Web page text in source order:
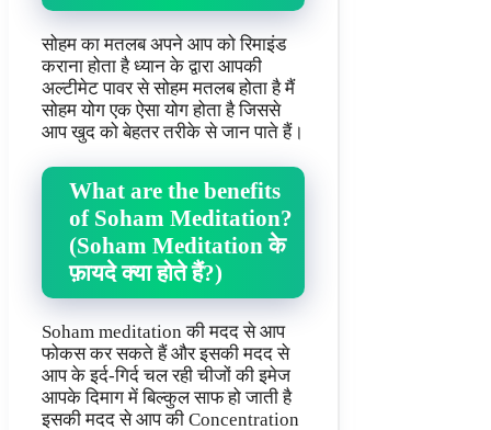
सोहम का मतलब अपने आप को रिमाइंड
कराना होता है ध्यान के द्वारा आपकी
अल्टीमेट पावर से सोहम मतलब होता है मैं
सोहम योग एक ऐसा योग होता है जिससे
आप खुद को बेहतर तरीके से जान पाते हैं।
What are the benefits
of Soham Meditation?
(Soham Meditation के
फ़ायदे क्या होते हैं?)
Soham meditation की मदद से आप
फोकस कर सकते हैं और इसकी मदद से
आप के इर्द-गिर्द चल रही चीजों की इमेज
आपके दिमाग में बिल्कुल साफ हो जाती है
इसकी मदद से आप की Concentration